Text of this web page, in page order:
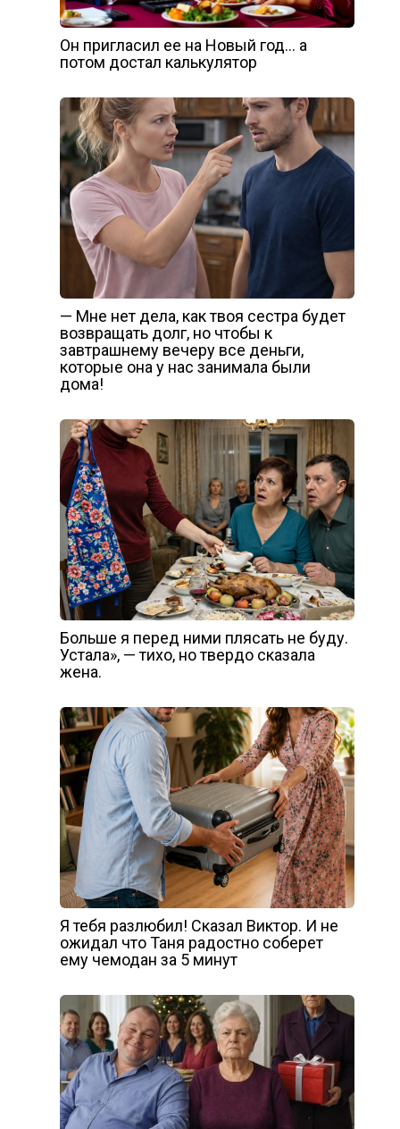
Он пригласил ее на Новый год… а
потом достал калькулятор
— Мне нет дела, как твоя сестра будет
возвращать долг, но чтобы к
завтрашнему вечеру все деньги,
которые она у нас занимала были
дома!
Больше я перед ними плясать не буду.
Устала», — тихо, но твердо сказала
жена.
Я тебя разлюбил! Сказал Виктор. И не
ожидал что Таня радостно соберет
ему чемодан за 5 минут